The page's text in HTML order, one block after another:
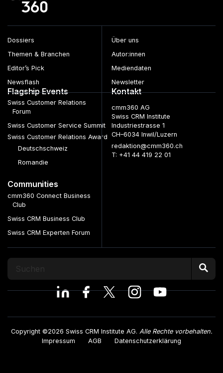
Dossiers
Themen & Branchen
Editor’s Pick
Newsflash
Über uns
Autor:innen
Mediendaten
Newsletter
Flagship Events
Swiss Customer Relations
Forum
Swiss Customer Service Summit
Swiss Customer Relations Award
Deutschschweiz
Romandie
Communities
cmm360 Connect Business
Club
Swiss CRM Business Club
Swiss CRM Experten Forum
Kontakt
cmm360 AG
Swiss CRM Institute
Industriestrasse 1
CH–6034 Inwil/Luzern
redaktion@cmm360.ch
T: +41 44 419 22 01
Copyright ©2026 Swiss CRM Institute AG. Alle Rechte vorbehalten.
Impressum
AGB Datenschutzerklärung